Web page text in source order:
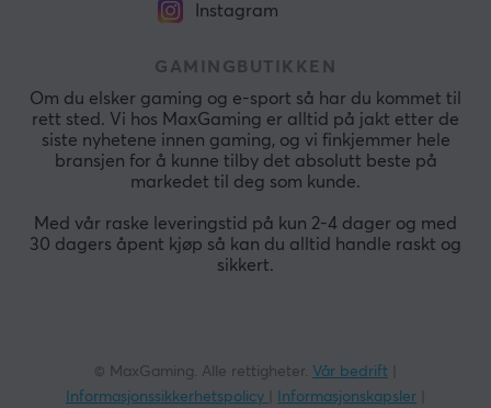
Instagram
GAMINGBUTIKKEN
Om du elsker gaming og e-sport så har du kommet til
rett sted. Vi hos MaxGaming er alltid på jakt etter de
siste nyhetene innen gaming, og vi finkjemmer hele
bransjen for å kunne tilby det absolutt beste på
markedet til deg som kunde.
Med vår raske leveringstid på kun 2-4 dager og med
30 dagers åpent kjøp så kan du alltid handle raskt og
sikkert.
© MaxGaming. Alle rettigheter. Vår bedrift
Informasjonssikkerhetspolicy
Informasjonskapsler